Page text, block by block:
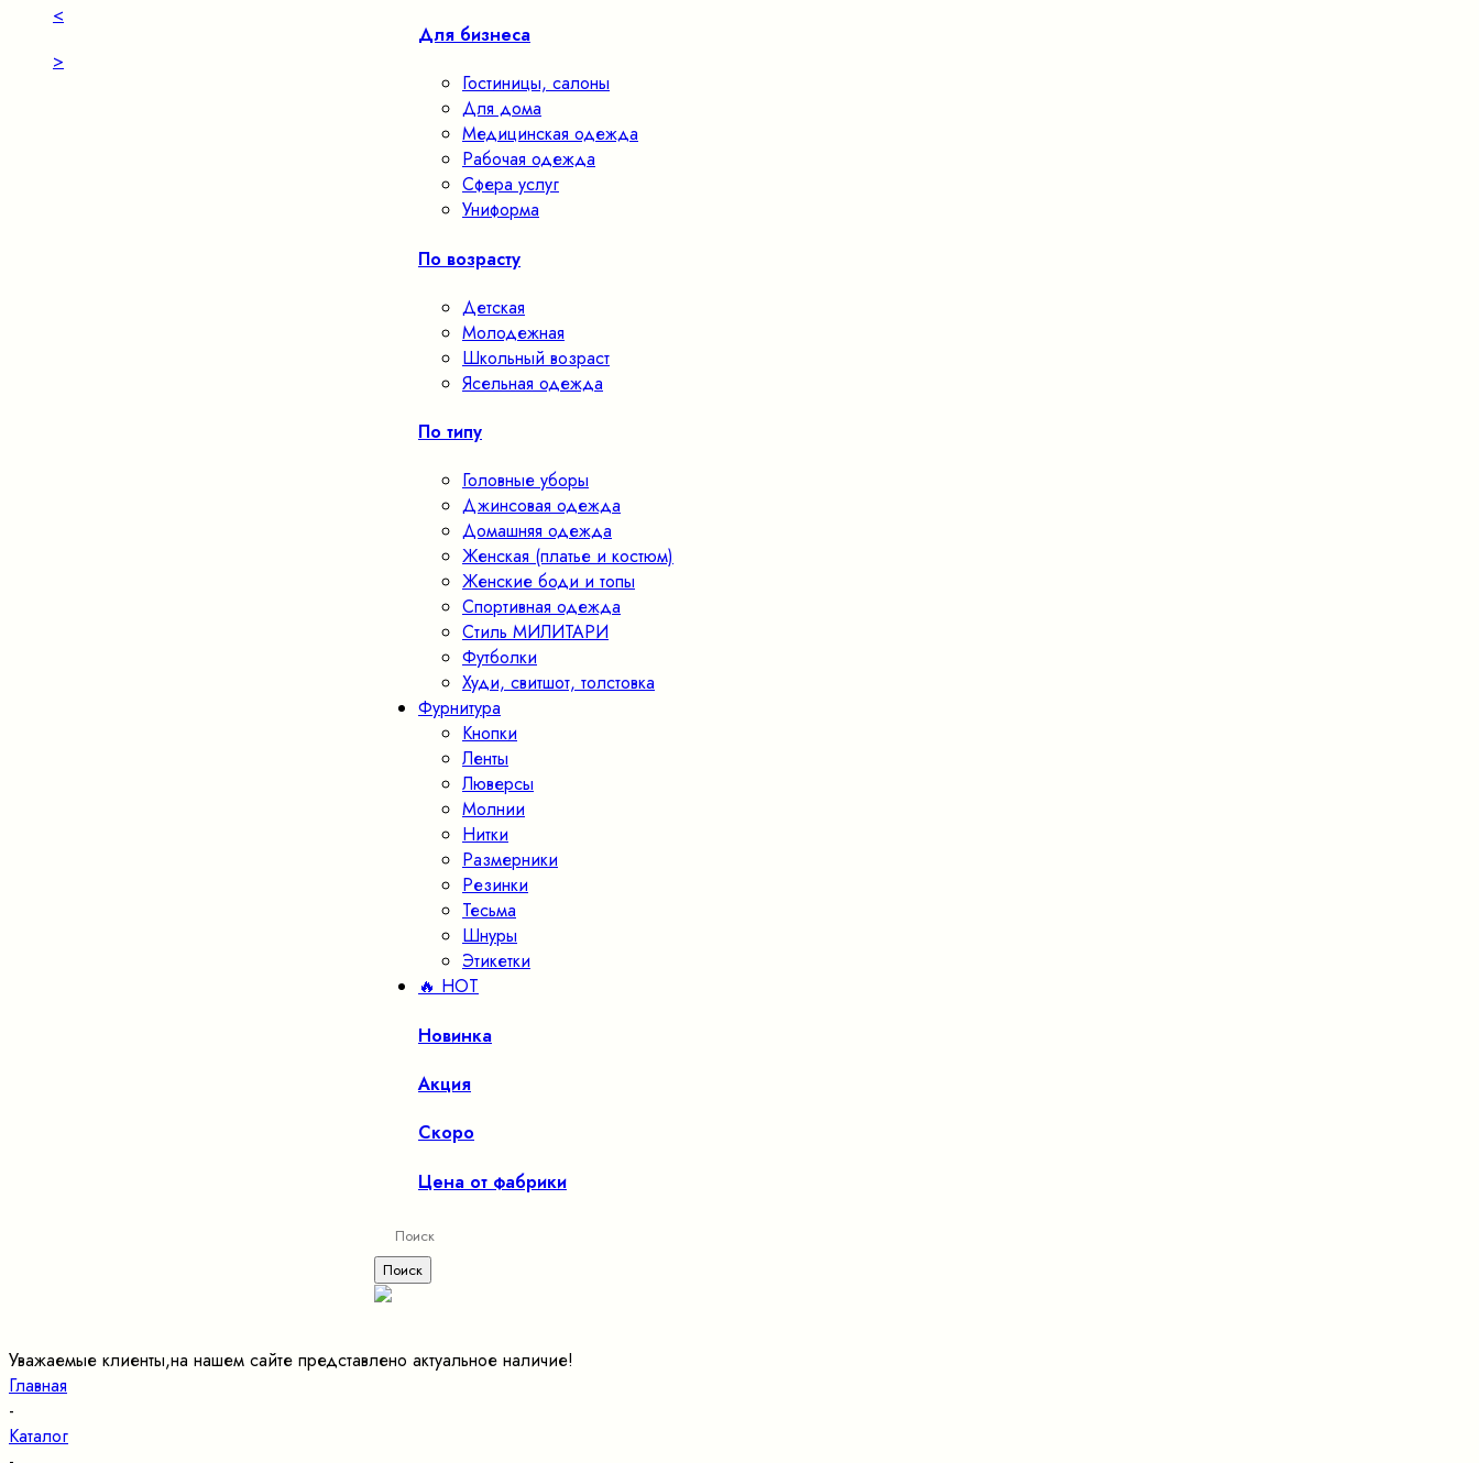
Для бизнеса
Гостиницы, салоны
Для дома
Медицинская одежда
Рабочая одежда
Сфера услуг
Униформа
По возрасту
Детская
Молодежная
Школьный возраст
Ясельная одежда
По типу
Головные уборы
Джинсовая одежда
Домашняя одежда
Женская (платье и костюм)
Женские боди и топы
Спортивная одежда
Стиль МИЛИТАРИ
Футболки
Худи, свитшот, толстовка
Фурнитура
Кнопки
Ленты
Люверсы
Молнии
Нитки
Размерники
Резинки
Тесьма
Шнуры
Этикетки
🔥 HOT
Новинка
Акция
Скоро
Цена от фабрики
Уважаемые клиенты,на нашем сайте представлено актуальное наличие!
Главная
-
Каталог
<
>